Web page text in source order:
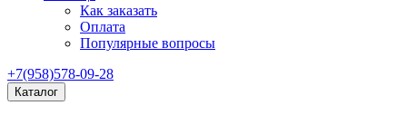
Как заказать
Оплата
Популярные вопросы
+7(958)578-09-28
Каталог